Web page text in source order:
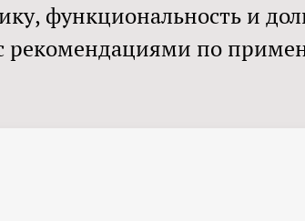
функциональность и
рекомендациями по